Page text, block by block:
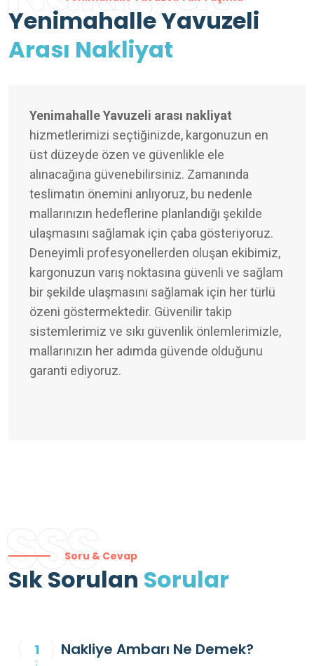
Yenimahalle Yavuzeli
Arası Nakliyat
Yenimahalle Yavuzeli arası nakliyat
hizmetlerimizi seçtiğinizde, kargonuzun en
üst düzeyde özen ve güvenlikle ele
alınacağına güvenebilirsiniz. Zamanında
teslimatın önemini anlıyoruz, bu nedenle
mallarınızın hedeflerine planlandığı şekilde
ulaşmasını sağlamak için çaba gösteriyoruz.
Deneyimli profesyonellerden oluşan ekibimiz,
kargonuzun varış noktasına güvenli ve sağlam
bir şekilde ulaşmasını sağlamak için her türlü
özeni göstermektedir. Güvenilir takip
sistemlerimiz ve sıkı güvenlik önlemlerimizle,
mallarınızın her adımda güvende olduğunu
garanti ediyoruz.
SSSSoru & Cevap
Sık Sorulan Sorular
Nakliye Ambarı Ne Demek?